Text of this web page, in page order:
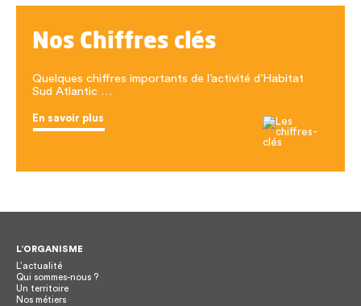
Nos Chiffres clés
Quelques chiffres importants de l’activité d’Habitat
Sud Atlantic …
En savoir plus
L’ORGANISME
L’actualité
Qui sommes-nous ?
Un territoire
Nos métiers